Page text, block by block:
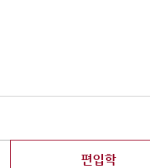
편입학